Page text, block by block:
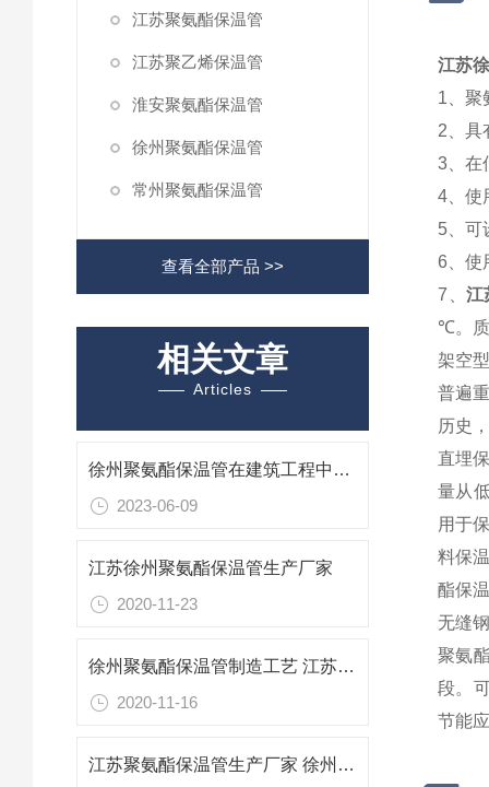
江苏聚氨酯保温管
江苏聚乙烯保温管
淮安聚氨酯保温管
徐州聚氨酯保温管
常州聚氨酯保温管
查看全部产品 >>
相关文章
Articles
徐州聚氨酯保温管在建筑工程中的应用及优势
2023-06-09
江苏徐州聚氨酯保温管生产厂家
2020-11-23
徐州聚氨酯保温管制造工艺 江苏保温管生产厂家
2020-11-16
江苏聚氨酯保温管生产厂家 徐州专业防腐保温材料
江苏
1 、
2 、
3 、
4 、
5 、
6 、
7、 江
℃。质
架空
普遍
历史
直埋
量从
用于
料保
酯保
无缝
聚氨
段。
节能